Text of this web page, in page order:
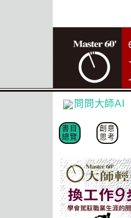
問問大師AI
書目
總覽
創意
思考